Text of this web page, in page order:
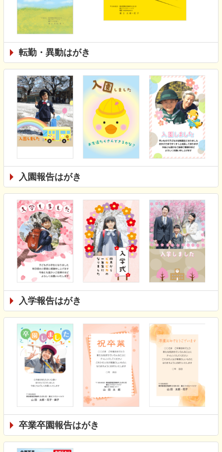
転勤・異動はがき
入園報告はがき
入学報告はがき
卒業卒園報告はがき